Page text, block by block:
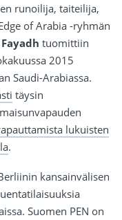
runoilija, taiteilija,
of Arabia -ryhmän
tuomittiin
2015
Saudi-Arabiassa.
täysin
lukuisten
.
kansainvälisen
Suomen PEN on